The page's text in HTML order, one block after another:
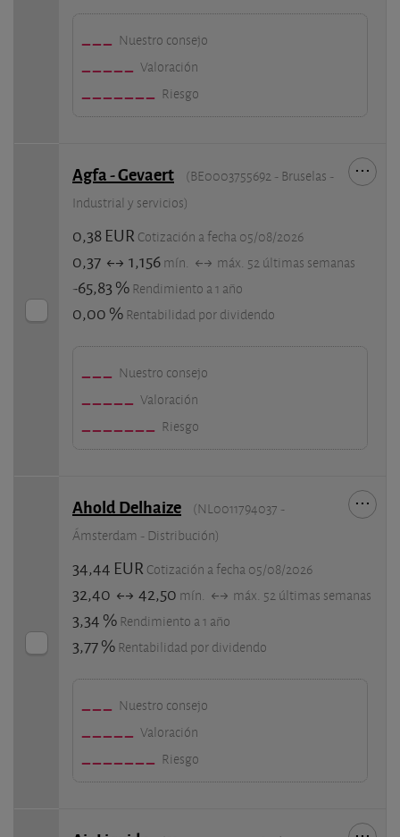
Nuestro consejo
Valoración
Riesgo
Agfa - Gevaert
(BE0003755692 - Bruselas -
Industrial y servicios)
0,38 EUR Cotización a fecha 05/08/2026
0,37 1,156 mín. máx. 52 últimas semanas
-65,83 % Rendimiento a 1 año
0,00 % Rentabilidad por dividendo
Nuestro consejo
Valoración
Riesgo
Ahold Delhaize
(NL0011794037 -
Ámsterdam - Distribución)
34,44 EUR Cotización a fecha 05/08/2026
32,40 42,50 mín. máx. 52 últimas semanas
3,34 % Rendimiento a 1 año
3,77 % Rentabilidad por dividendo
Nuestro consejo
Valoración
Riesgo